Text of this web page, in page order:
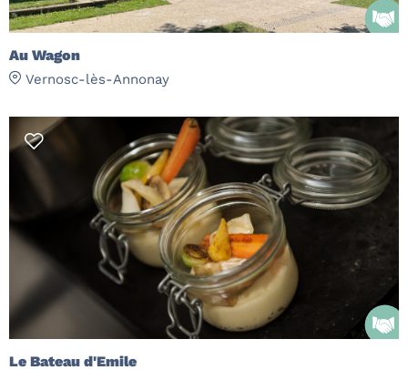
Au Wagon
Vernosc-lès-Annonay
Le Bateau d'Emile